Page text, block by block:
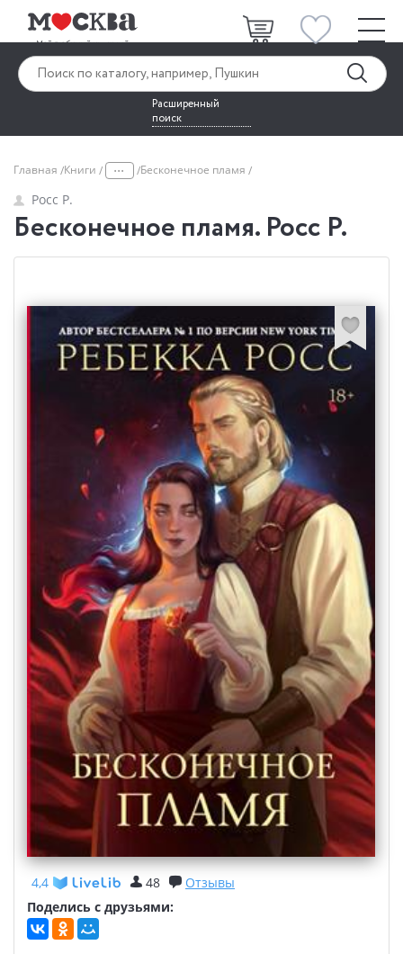
Расширенный
поиск
Главная Книги ... Бесконечное пламя
Росс Р.
Бесконечное пламя. Росс Р.
4,4 48
Отзывы
Поделись с друзьями: